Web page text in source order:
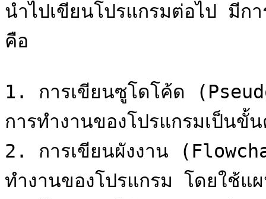
นำไปเขียนโปรแกรมต่อไป
คือ
1. การเขียนซูโดโค้ด
การทำงานของโปรแกรมเป็นขั้
2. การเขียนผังงาน
ทำงานของโปรแกรม โดยใช้แ